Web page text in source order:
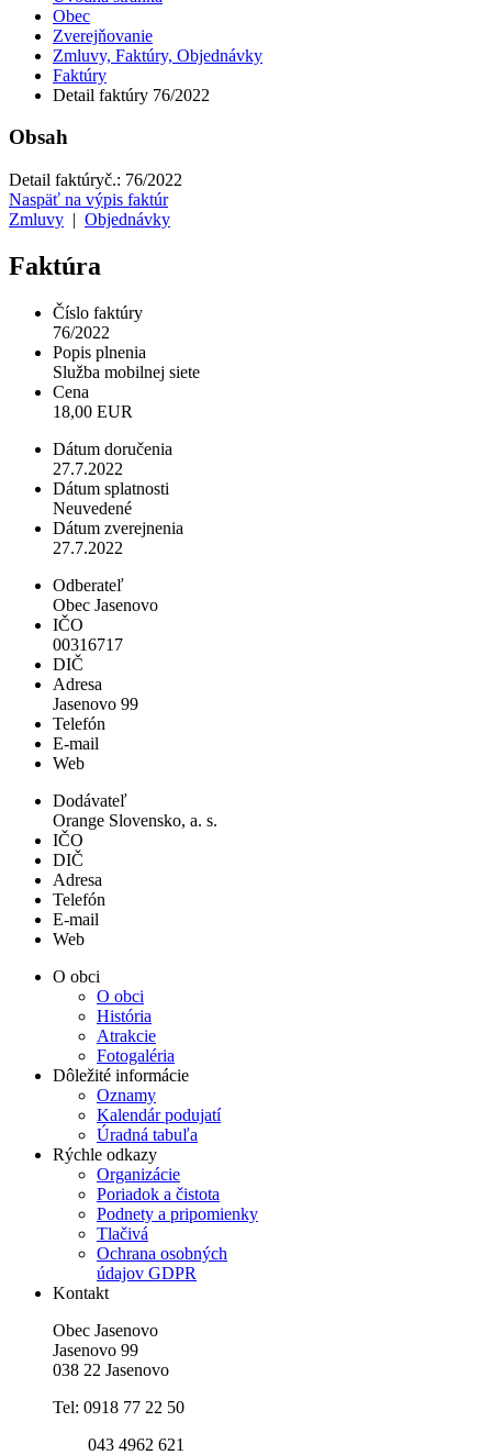
Obec
Zverejňovanie
Zmluvy, Faktúry, Objednávky
Faktúry
Detail faktúry 76/2022
Obsah
Detail faktúryč.: 76/2022
Naspäť na výpis faktúr
Zmluvy | Objednávky
Faktúra
Číslo faktúry
76/2022
Popis plnenia
Služba mobilnej siete
Cena
18,00 EUR
Dátum doručenia
27.7.2022
Dátum splatnosti
Neuvedené
Dátum zverejnenia
27.7.2022
Odberateľ
Obec Jasenovo
IČO
00316717
DIČ
Adresa
Jasenovo 99
Telefón
E-mail
Web
Dodávateľ
Orange Slovensko, a. s.
IČO
DIČ
Adresa
Telefón
E-mail
Web
O obci
O obci
História
Atrakcie
Fotogaléria
Dôležité informácie
Oznamy
Kalendár podujatí
Úradná tabuľa
Rýchle odkazy
Organizácie
Poriadok a čistota
Podnety a pripomienky
Tlačivá
Ochrana osobných
údajov GDPR
Kontakt
Obec Jasenovo
Jasenovo 99
038 22 Jasenovo
Tel: 0918 77 22 50
043 4962 621